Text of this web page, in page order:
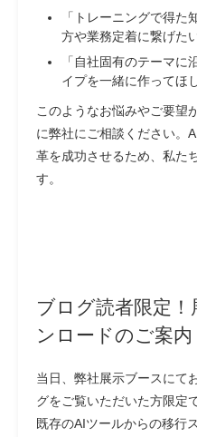
「トレーニングで得た
方や業務定着に繋げたい
「自社固有のテーマに
イプを一緒に作ってほ
このようなお悩みやご要望
に弊社にご相談ください。
革を成功させるため、私た
す。
ブログ読者限定！
ンロードのご案内
当日、弊社展示ブースにて
グをご覧いただいた方限定
既存のAIツールからの移行